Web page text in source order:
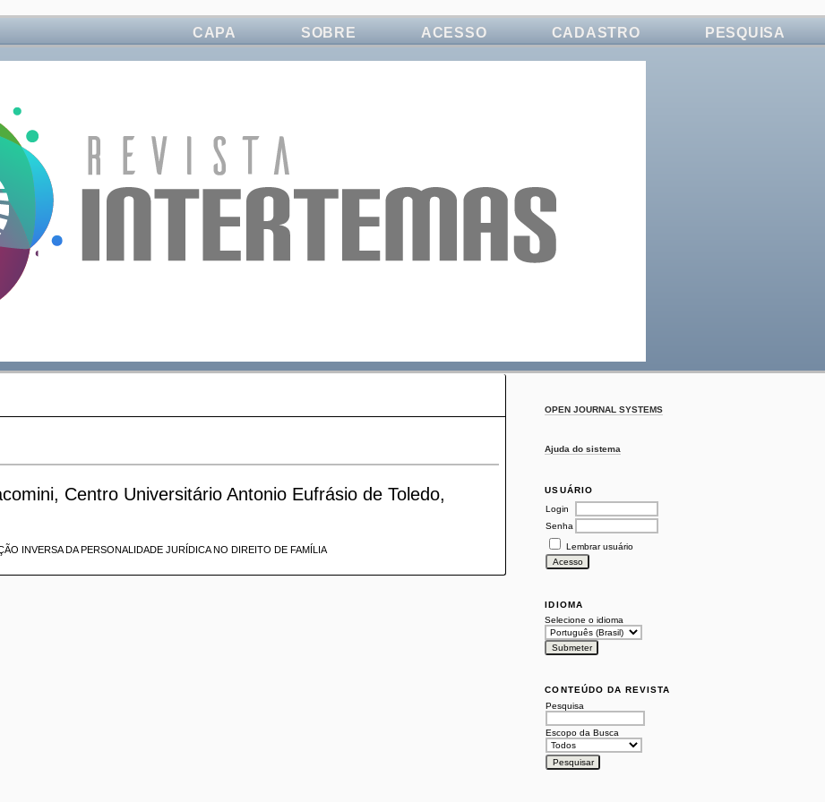
OPEN JOURNAL SYSTEMS
Ajuda do sistema
USUÁRIO
Login
Senha
Lembrar usuário
IDIOMA
Selecione o idioma
CONTEÚDO DA REVISTA
Pesquisa
Escopo da Busca
CAPA SOBRE ACESSO CADASTRO PESQUISA
Centro Universitário Antonio Eufrásio de Toledo,
INVERSA DA PERSONALIDADE JURÍDICA NO DIREITO DE FAMÍLIA